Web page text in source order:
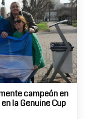
campeón en
la Genuine Cup